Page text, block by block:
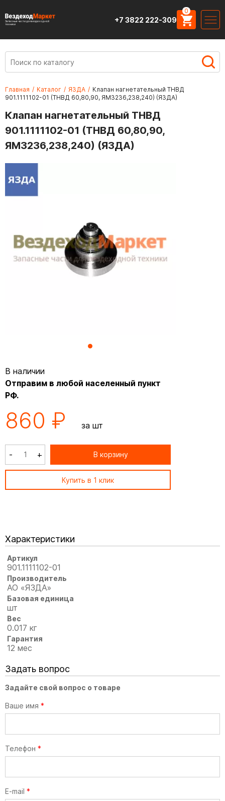
Запасные части для вездеходной
техники
+7 3822 222-309
0
Главная / Каталог / ЯЗДА / Клапан нагнетательный ТНВД
901.1111102-01 (ТНВД 60,80,90, ЯМЗ236,238,240) (ЯЗДА)
Клапан нагнетательный ТНВД
901.1111102-01 (ТНВД 60,80,90,
ЯМЗ236,238,240) (ЯЗДА)
В наличии
Отправим в любой населенный пункт
РФ.
860 ₽ за шт
- + В корзину
Купить в 1 клик
Характеристики
Артикул
901.1111102-01
Производитель
АО «ЯЗДА»
Базовая единица
шт
Вес
0.017 кг
Гарантия
12 мес
Задать вопрос
Задайте свой вопрос о товаре
Ваше имя *
Телефон *
E-mail *